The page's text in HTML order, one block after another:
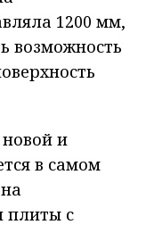
1200 мм,
возможность
и
в самом
плиты с